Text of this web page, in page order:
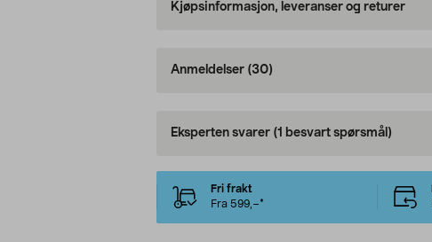
Kjøpsinformasjon, leveranser og returer
Anmeldelser (30)
Eksperten svarer (1 besvart spørsmål)
Fri frakt
Fra 599,–*